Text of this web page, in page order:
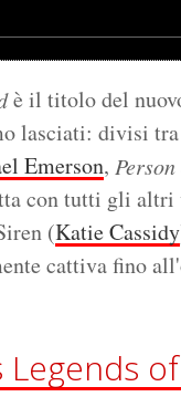
è il titolo del
lasciati: divisi
Emerson,
con tutti gli altri
(Katie Cassidy
cattiva fino
Legends